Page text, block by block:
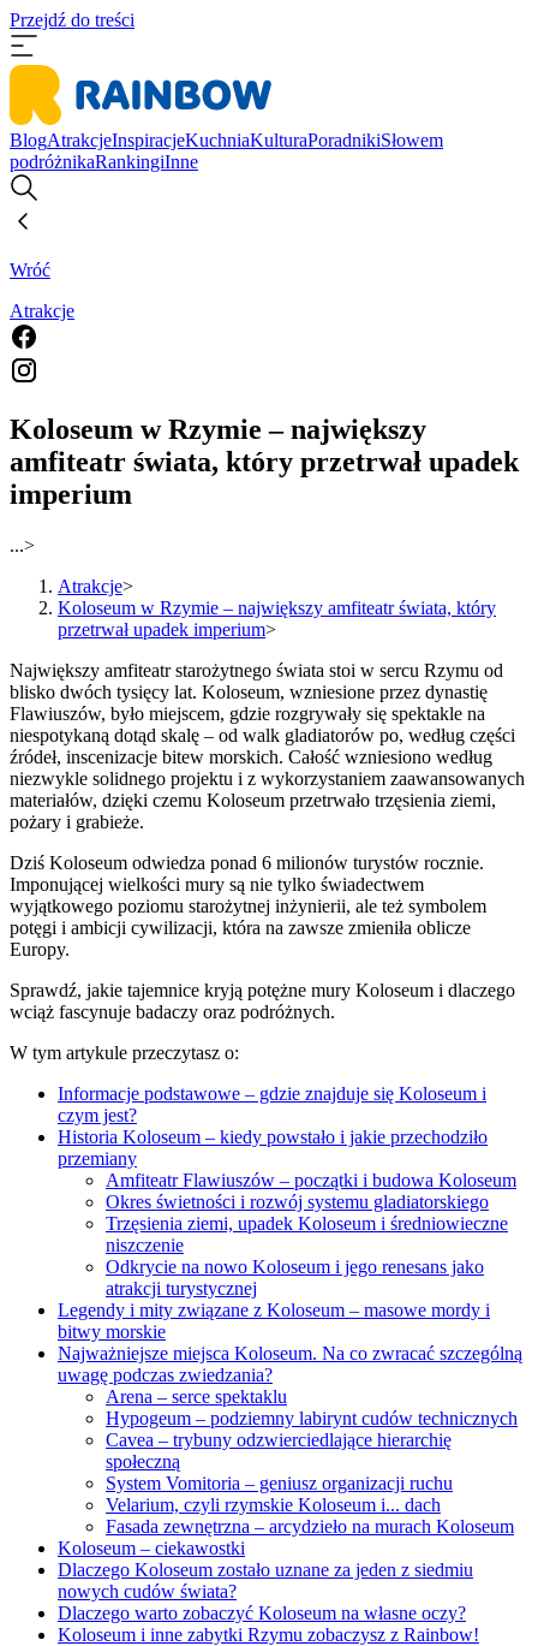
Przejdź do treści
BlogAtrakcjeInspiracjeKuchniaKulturaPoradnikiSłowem
podróżnikaRankingiInne
Wróć
Atrakcje
Koloseum w Rzymie – największy
amfiteatr świata, który przetrwał upadek
imperium
...>
Atrakcje>
Koloseum w Rzymie – największy amfiteatr świata, który
przetrwał upadek imperium>
Największy amfiteatr starożytnego świata stoi w sercu Rzymu od
blisko dwóch tysięcy lat. Koloseum, wzniesione przez dynastię
Flawiuszów, było miejscem, gdzie rozgrywały się spektakle na
niespotykaną dotąd skalę – od walk gladiatorów po, według części
źródeł, inscenizacje bitew morskich. Całość wzniesiono według
niezwykle solidnego projektu i z wykorzystaniem zaawansowanych
materiałów, dzięki czemu Koloseum przetrwało trzęsienia ziemi,
pożary i grabieże.
Dziś Koloseum odwiedza ponad 6 milionów turystów rocznie.
Imponującej wielkości mury są nie tylko świadectwem
wyjątkowego poziomu starożytnej inżynierii, ale też symbolem
potęgi i ambicji cywilizacji, która na zawsze zmieniła oblicze
Europy.
Sprawdź, jakie tajemnice kryją potężne mury Koloseum i dlaczego
wciąż fascynuje badaczy oraz podróżnych.
W tym artykule przeczytasz o:
Informacje podstawowe – gdzie znajduje się Koloseum i
czym jest?
Historia Koloseum – kiedy powstało i jakie przechodziło
przemiany
Amfiteatr Flawiuszów – początki i budowa Koloseum
Okres świetności i rozwój systemu gladiatorskiego
Trzęsienia ziemi, upadek Koloseum i średniowieczne
niszczenie
Odkrycie na nowo Koloseum i jego renesans jako
atrakcji turystycznej
Legendy i mity związane z Koloseum – masowe mordy i
bitwy morskie
Najważniejsze miejsca Koloseum. Na co zwracać szczególną
uwagę podczas zwiedzania?
Arena – serce spektaklu
Hypogeum – podziemny labirynt cudów technicznych
Cavea – trybuny odzwierciedlające hierarchię
społeczną
System Vomitoria – geniusz organizacji ruchu
Velarium, czyli rzymskie Koloseum i... dach
Fasada zewnętrzna – arcydzieło na murach Koloseum
Koloseum – ciekawostki
Dlaczego Koloseum zostało uznane za jeden z siedmiu
nowych cudów świata?
Dlaczego warto zobaczyć Koloseum na własne oczy?
Koloseum i inne zabytki Rzymu zobaczysz z Rainbow!